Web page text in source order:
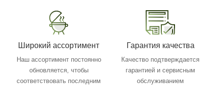
Широкий ассортимент
Наш ассортимент постоянно
обновляется, чтобы
соответствовать последним
Гарантия качества
Качество подтверждается
гарантией и сервисным
обслуживанием